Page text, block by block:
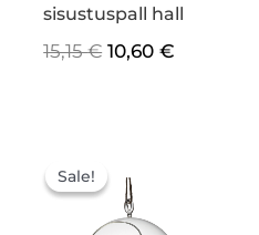
sisustuspall hall
15,15€ 10,60€
Sale!
Sale!
hind
oli:
14,20 €.